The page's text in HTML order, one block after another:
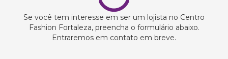
Se você tem interesse em ser um lojista no Centro
Fashion Fortaleza, preencha o formulário abaixo.
Entraremos em contato em breve.